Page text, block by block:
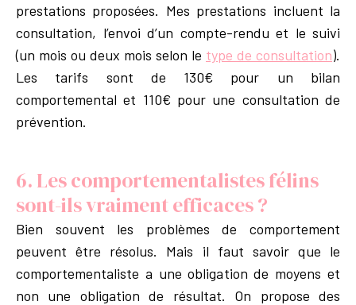
prestations proposées. Mes prestations incluent la
consultation, l’envoi d’un compte-rendu et le suivi
(un mois ou deux mois selon le type de consultation).
Les tarifs sont de 130€ pour un bilan
comportemental et 110€ pour une consultation de
prévention.
6. Les comportementalistes félins
sont-ils vraiment efficaces ?
Bien souvent les problèmes de comportement
peuvent être résolus. Mais il faut savoir que le
comportementaliste a une obligation de moyens et
non une obligation de résultat. On propose des